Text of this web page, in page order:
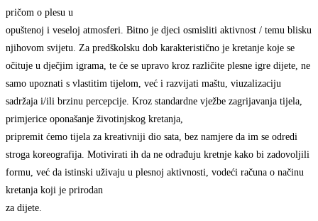
pričom o plesu u
opuštenoj i veseloj atmosferi. Bitno je djeci osmisliti aktivnost / temu blisku
njihovom svijetu. Za predškolsku dob karakteristično je kretanje koje se
očituje u dječjim igrama, te će se upravo kroz različite plesne igre dijete, ne
samo upoznati s vlastitim tijelom, već i razvijati maštu, viuzalizaciju
sadržaja i/ili brzinu percepcije. Kroz standardne vježbe zagrijavanja tijela,
primjerice oponašanje životinjskog kretanja,
pripremit ćemo tijela za kreativniji dio sata, bez namjere da im se odredi
stroga koreografija. Motivirati ih da ne odrađuju kretnje kako bi zadovoljili
formu, već da istinski uživaju u plesnoj aktivnosti, vodeći računa o načinu
kretanja koji je prirodan
za dijete.